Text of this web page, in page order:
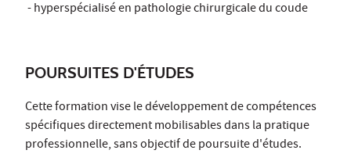
- hyperspécialisé en pathologie chirurgicale du coude
POURSUITES D'ÉTUDES
Cette formation vise le développement de compétences
spécifiques directement mobilisables dans la pratique
professionnelle, sans objectif de poursuite d'études.